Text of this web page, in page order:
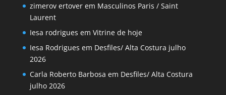
zimerov ertoverem Masculinos Paris / Saint
Laurent
Iesa rodrigues em Vitrine de hoje
Iesa Rodrigues em Desfiles/ Alta Costura julho
2026
Carla Roberto Barbosa em Desfiles/ Alta Costura
julho 2026